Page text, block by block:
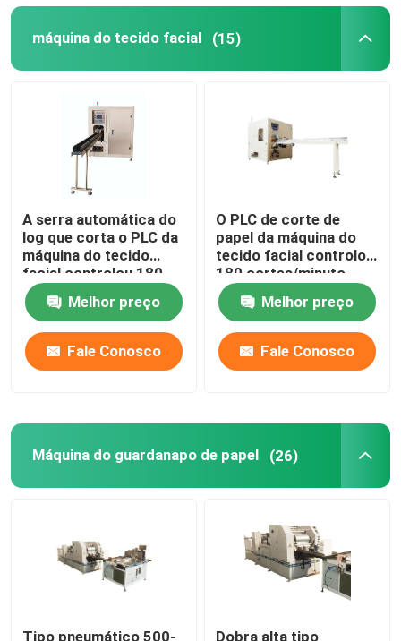
máquina de papel do rewinder da talhadeira
máquina do tecido facial (15)
A serra automática do
log que corta o PLC da
máquina do tecido
facial controlou 180
cortes/minuto
Melhor preço
Fale Conosco
O PLC de corte de
papel da máquina do
tecido facial controlou
180 cortes/minuto
Melhor preço
Fale Conosco
Máquina do guardanapo de papel (26)
Tipo pneumático 500-
Dobra alta tipo